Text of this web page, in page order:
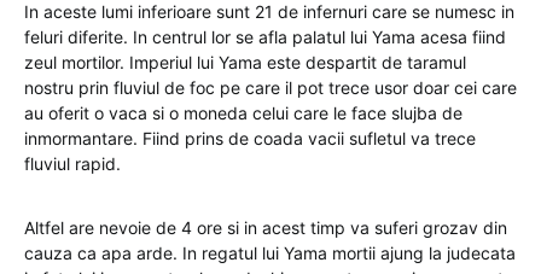
In aceste lumi inferioare sunt 21 de infernuri care se numesc in
feluri diferite. In centrul lor se afla palatul lui Yama acesa fiind
zeul mortilor. Imperiul lui Yama este despartit de taramul
nostru prin fluviul de foc pe care il pot trece usor doar cei care
au oferit o vaca si o moneda celui care le face slujba de
inmormantare. Fiind prins de coada vacii sufletul va trece
fluviul rapid.
Altfel are nevoie de 4 ore si in acest timp va suferi grozav din
cauza ca apa arde. In regatul lui Yama mortii ajung la judecata